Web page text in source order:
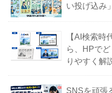
い投げ込み
【AI検索時
ら、HPで
りやすく解
SNSを頑張